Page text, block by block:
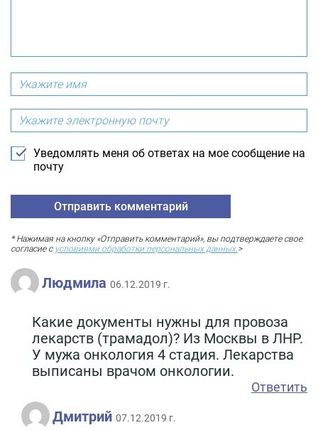
Уведомлять меня об ответах на мое сообщение на
почту
* Нажимая на кнопку «Отправить комментарий», вы подтверждаете свое
согласие с условиями обработки персональных данных.>
Людмила 06.12.2019 г.
Какие документы нужны для провоза
лекарств (трамадол)? Из Москвы в ЛНР.
У мужа онкология 4 стадия. Лекарства
выписаны врачом онкологии.
Ответить
Дмитрий 07.12.2019 г.